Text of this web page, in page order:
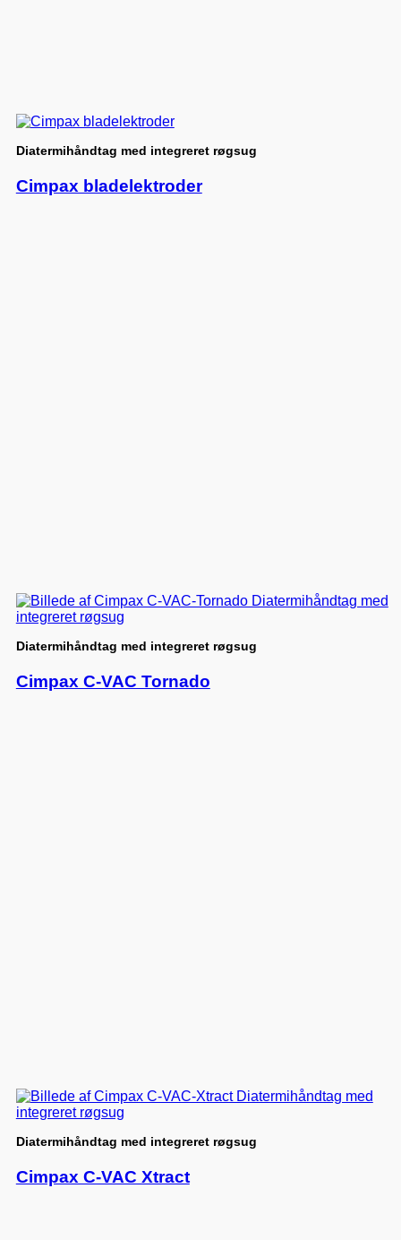
Diatermihåndtag med integreret røgsug
Cimpax bladelektroder
Diatermihåndtag med integreret røgsug
Cimpax C-VAC Tornado
Diatermihåndtag med integreret røgsug
Cimpax C-VAC Xtract